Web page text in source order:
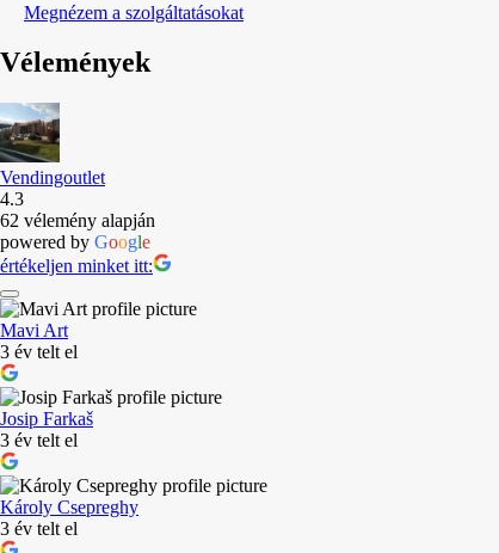
Megnézem a szolgáltatásokat
Vélemények
Vendingoutlet
4.3
62 vélemény alapján
powered by Google
értékeljen minket itt:
Mavi Art
3 év telt el
Josip Farkaš
3 év telt el
Károly Csepreghy
3 év telt el